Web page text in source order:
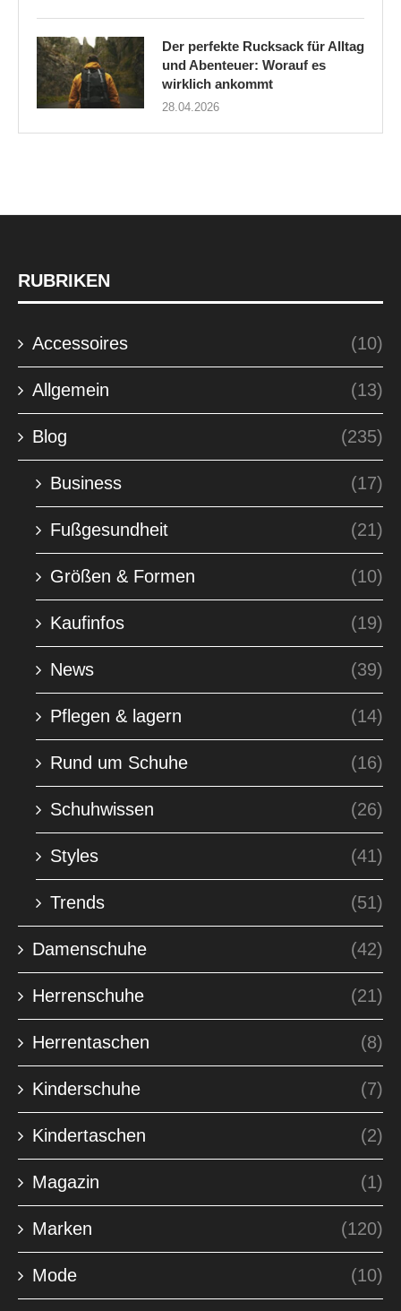
Der perfekte Rucksack für Alltag
und Abenteuer: Worauf es
wirklich ankommt
28.04.2026
RUBRIKEN
Accessoires (10)
Allgemein (13)
Blog (235)
Business (17)
Fußgesundheit (21)
Größen & Formen (10)
Kaufinfos (19)
News (39)
Pflegen & lagern (14)
Rund um Schuhe (16)
Schuhwissen (26)
Styles (41)
Trends (51)
Damenschuhe (42)
Herrenschuhe (21)
Herrentaschen (8)
Kinderschuhe (7)
Kindertaschen (2)
Magazin (1)
Marken (120)
Mode (10)